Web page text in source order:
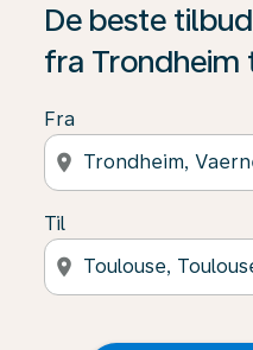
De beste
fra Trondheim
Fra
location_on
Til
location_on